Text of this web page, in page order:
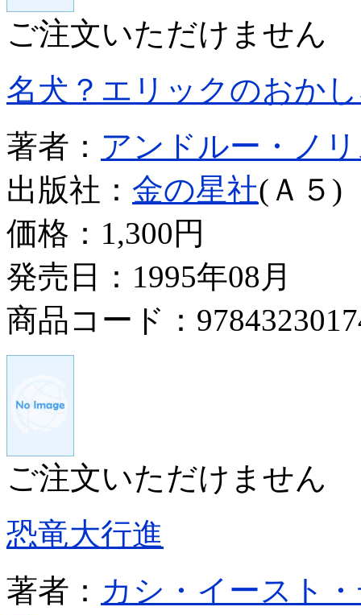
ご注文いただけません
名犬？エリックのおか
著者： アンドルー・ノ
出版社： 金の星社(Ａ５)
価格： 1,300円
発売日：1995年08月
商品コード：
ご注文いただけません
恐竜大行進
著者： カシ・イースト